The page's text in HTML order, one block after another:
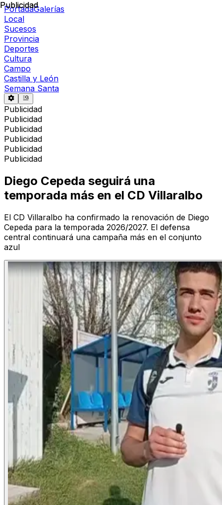
PortadaGalerías
Local
Sucesos
Provincia
Deportes
Cultura
Campo
Castilla y León
Semana Santa
Publicidad
Publicidad
Publicidad
Publicidad
Publicidad
Publicidad
Publicidad
Diego Cepeda seguirá una
temporada más en el CD Villaralbo
El CD Villaralbo ha confirmado la renovación de Diego
Cepeda para la temporada 2026/2027. El defensa
central continuará una campaña más en el conjunto
azul
Publicidad